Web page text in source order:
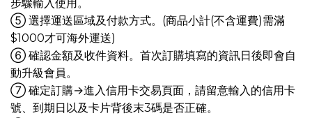
步驟輸入使用。
⑤ 選擇運送區域及付款方式。(商品小計(不含運費)需滿
$1000才可海外運送)
⑥ 確認金額及收件資料。首次訂購填寫的資訊日後即會自
動升級會員。
⑦ 確定訂購→進入信用卡交易頁面，請留意輸入的信用卡
號、到期日以及卡片背後末3碼是否正確。